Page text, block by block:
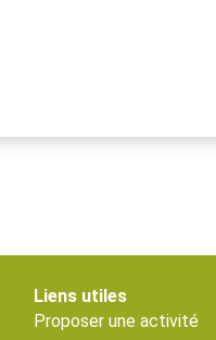
Liens utiles
Proposer une activité